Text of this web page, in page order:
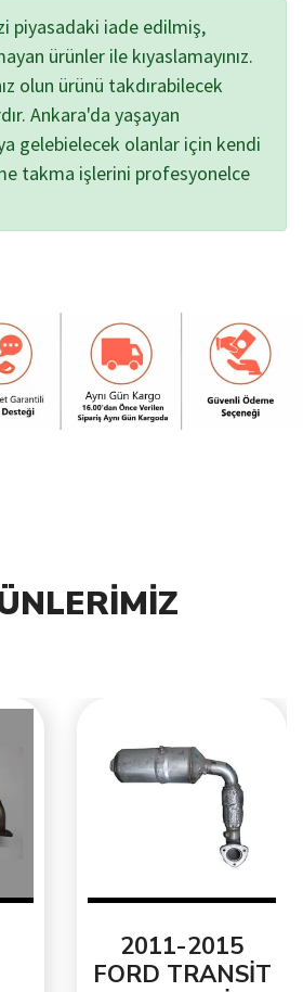
piyasadaki iade edilmiş,
ürünler ile kıyaslamayınız.
olun ürünü takdırabilecek
Ankara'da yaşayan
gelebielecek olanlar için kendi
takma işlerini profesyonelce
2011-2015
FORD TRANSİT